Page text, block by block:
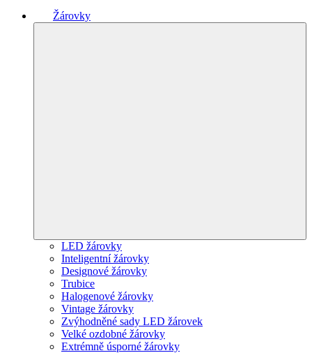
Žárovky
LED žárovky
Inteligentní žárovky
Designové žárovky
Trubice
Halogenové žárovky
Vintage žárovky
Zvýhodněné sady LED žárovek
Velké ozdobné žárovky
Extrémně úsporné žárovky